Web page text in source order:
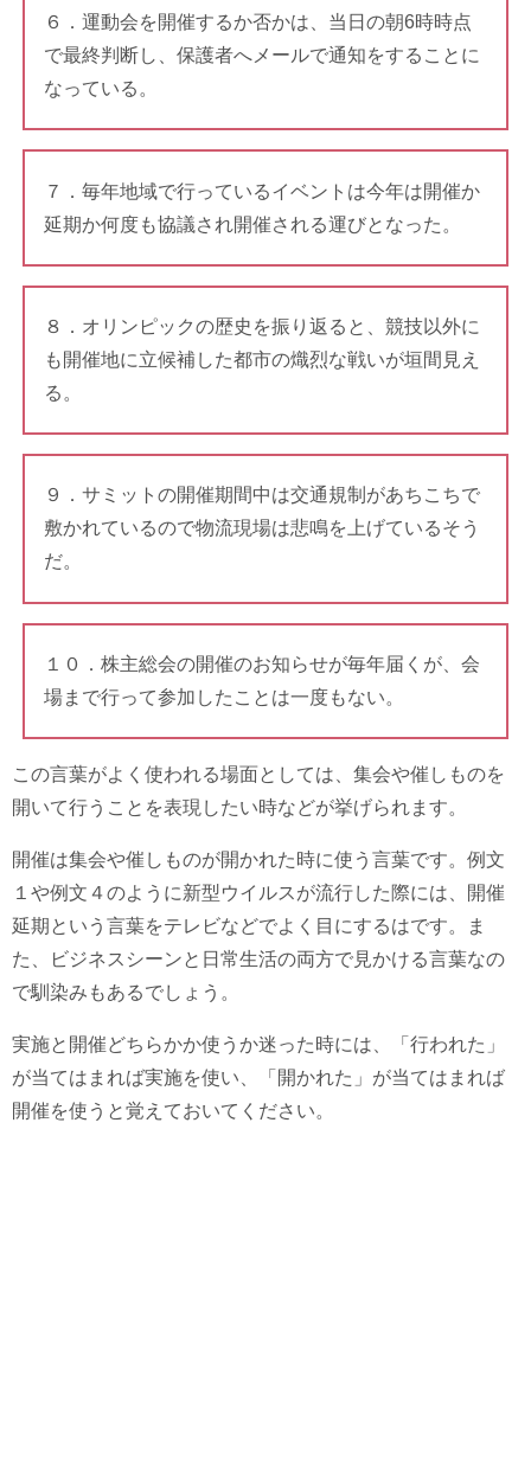
６．運動会を開催するか否かは、当日の朝6時時点
で最終判断し、保護者へメールで通知をすることに
なっている。
７．毎年地域で行っているイベントは今年は開催か
延期か何度も協議され開催される運びとなった。
８．オリンピックの歴史を振り返ると、競技以外に
も開催地に立候補した都市の熾烈な戦いが垣間見え
る。
９．サミットの開催期間中は交通規制があちこちで
敷かれているので物流現場は悲鳴を上げているそう
だ。
１０．株主総会の開催のお知らせが毎年届くが、会
場まで行って参加したことは一度もない。
この言葉がよく使われる場面としては、集会や催しものを
開いて行うことを表現したい時などが挙げられます。
開催は集会や催しものが開かれた時に使う言葉です。例文
１や例文４のように新型ウイルスが流行した際には、開催
延期という言葉をテレビなどでよく目にするはです。ま
た、ビジネスシーンと日常生活の両方で見かける言葉なの
で馴染みもあるでしょう。
実施と開催どちらかか使うか迷った時には、「行われた」
が当てはまれば実施を使い、「開かれた」が当てはまれば
開催を使うと覚えておいてください。